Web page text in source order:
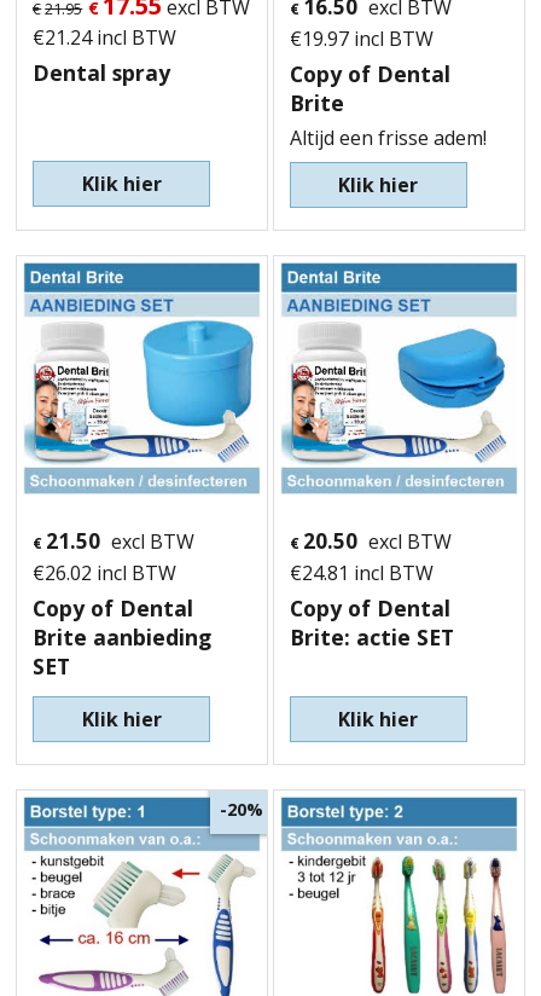
€21.95 €
excl BTW
€21.24 incl BTW
Dental spray
Klik hier
€ 16.50 excl BTW
€19.97 incl BTW
Copy of Dental
Brite
Altijd een frisse adem!
Klik hier
€ 21.50 excl BTW
€26.02 incl BTW
Copy of Dental
Brite aanbieding
SET
Klik hier
€ 20.50 excl BTW
€24.81 incl BTW
Copy of Dental
Brite: actie SET
Klik hier
-20%